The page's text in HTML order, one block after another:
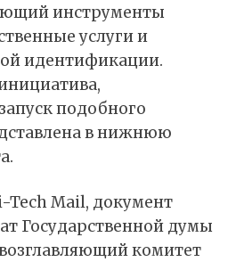
инструменты
услуги и
идентификации.
подобного
в нижнюю
Tech Mail, документ
Государственной думы
комитет